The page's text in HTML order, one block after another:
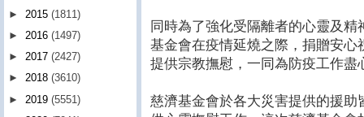
同時為了強化受隔離者的心靈及
基金會在疫情延燒之際，捐贈安
提供宗教撫慰，一同為防疫工作盡
慈濟基金會於各大災害提供的援
► 2015 (1811)
► 2016 (1497)
► 2017 (2427)
► 2018 (3610)
► 2019 (5551)